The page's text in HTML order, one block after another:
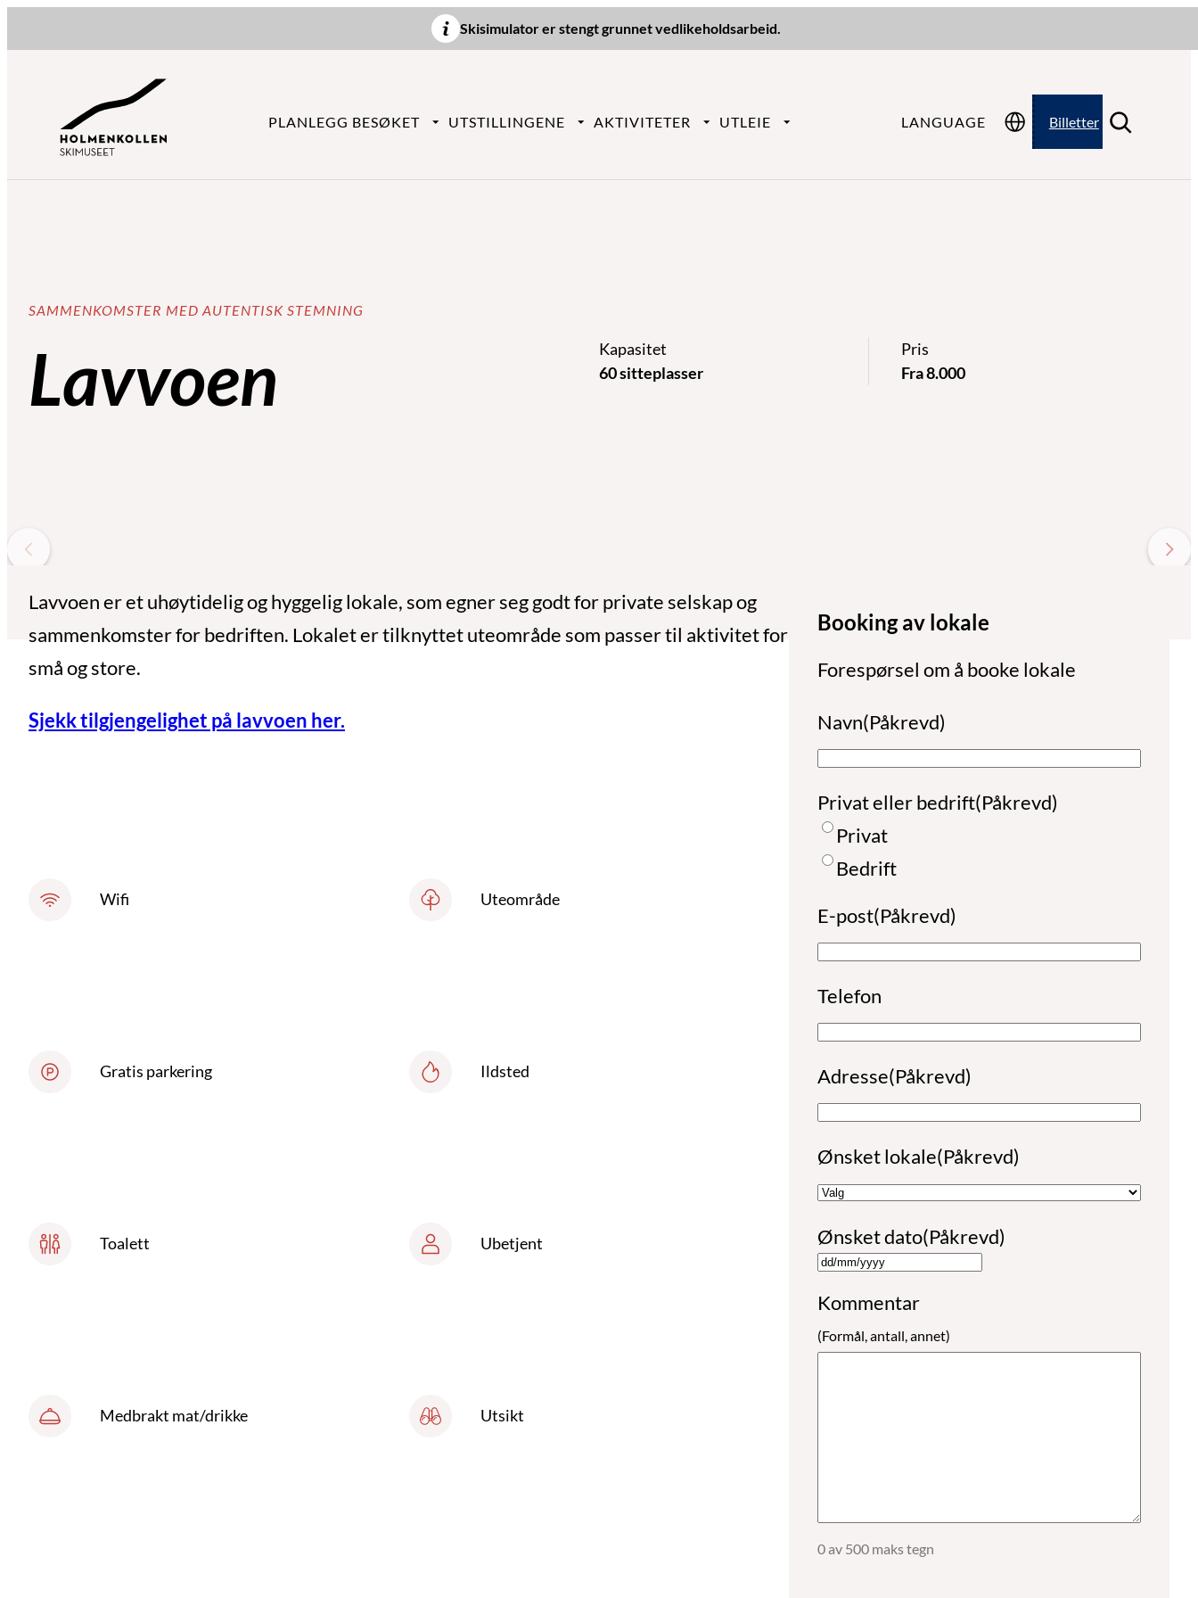
til
Skisimulator er stengt grunnet vedlikeholdsarbeid.
PLANLEGG BESØKET UTSTILLINGENE AKTIVITETER UTLEIE LANGUAGE Billetter
SAMMENKOMSTER MED AUTENTISK STEMNING
Lavvoen
Kapasitet
60 sitteplasser
Pris
Fra 8.000
Lavvoen er et uhøytidelig og hyggelig lokale, som egner seg godt for private selskap og
sammenkomster for bedriften. Lokalet er tilknyttet uteområde som passer til aktivitet for
små og store.
Sjekk tilgjengelighet på lavvoen her.
Wifi
Gratis parkering
Toalett
Medbrakt mat/drikke
Uteområde
Ildsted
Ubetjent
Utsikt
Booking av lokale
Forespørsel om å booke lokale
Navn(Påkrevd)
a
v
Privat eller bedrift(Påkrevd)
Privat
Bedrift
E-post(Påkrevd)
Telefon
Adresse(Påkrevd)
Ønsket lokale(Påkrevd)
Ønsket dato(Påkrevd)
D
D
s
M
Kommentar
(Formål, antall, annet)
0 av 500 maks tegn